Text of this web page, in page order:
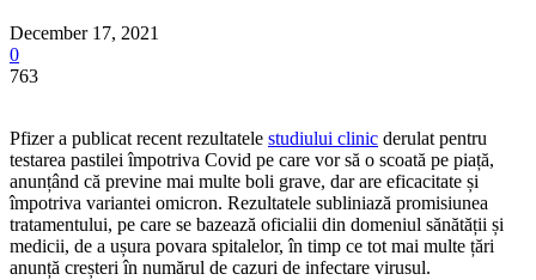
December 17, 2021
0
763
Pfizer a publicat recent rezultatele studiului clinic derulat pentru
testarea pastilei împotriva Covid pe care vor să o scoată pe piață,
anunțând că previne mai multe boli grave, dar are eficacitate și
împotriva variantei omicron. Rezultatele subliniază promisiunea
tratamentului, pe care se bazează oficialii din domeniul sănătății și
medicii, de a ușura povara spitalelor, în timp ce tot mai multe țări
anunță creșteri în numărul de cazuri de infectare virusul.